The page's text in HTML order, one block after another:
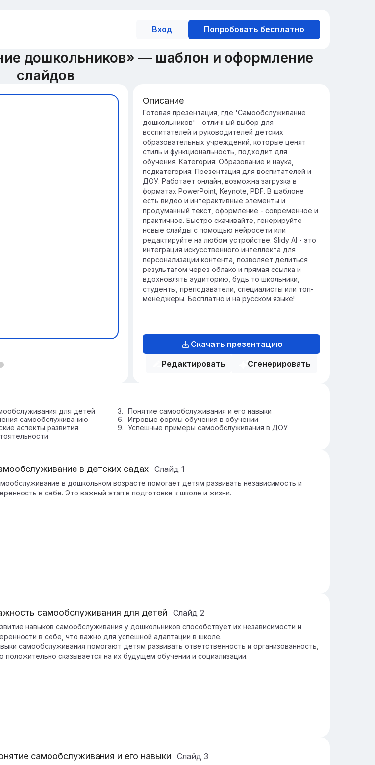
Вход Попробовать бесплатно
дошкольников» — шаблон и оформление
слайдов
Важность самообслуживания для
детей
Развитие навыков самообслуживания у
дошкольников способствует их
независимости и уверенности в себе, что
важно для успешной адаптации в школе.
Навыки самообслуживания помогают детям
развивать ответственность и
организованность, что положительно
сказывается на их будущем обучении и
социализации.
Описание
Готовая презентация, где 'Самообслуживание
дошкольников' - отличный выбор для
воспитателей и руководителей детских
образовательных учреждений, которые ценят
стиль и функциональность, подходит для
обучения. Категория: Образование и наука,
подкатегория: Презентация для воспитателей и
ДОУ. Работает онлайн, возможна загрузка в
форматах PowerPoint, Keynote, PDF. В шаблоне
есть видео и интерактивные элементы и
продуманный текст, оформление - современное и
практичное. Быстро скачивайте, генерируйте
новые слайды с помощью нейросети или
редактируйте на любом устройстве. Slidy AI - это
интеграция искусственного интеллекта для
персонализации контента, позволяет делиться
результатом через облако и прямая ссылка и
вдохновлять аудиторию, будь то школьники,
студенты, преподаватели, специалисты или топ-
менеджеры. Бесплатно и на русском языке!
Скачать презентацию
Редактировать
Сгенерировать
для детей
Понятие самообслуживания и его навыки
самообслуживанию
Игровые формы обучения в обучении
аспекты развития
Успешные примеры самообслуживания в ДОУ
в детских садах Слайд 1
в дошкольном возрасте помогает детям развивать независимость и
в себе. Это важный этап в подготовке к школе и жизни.
самообслуживания для детей Слайд 2
навыков самообслуживания у дошкольников способствует их независимости и
в себе, что важно для успешной адаптации в школе.
самообслуживания помогают детям развивать ответственность и организованность,
положительно сказывается на их будущем обучении и социализации.
самообслуживания и его навыки Слайд 3